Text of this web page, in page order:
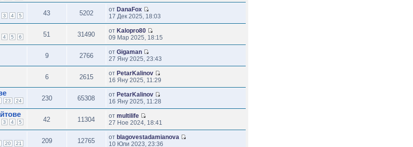
3 4 5 43 5202 отDanaFox
17 Дек 2025, 18:03
4 5 6 51 31490 отKalopro80
09 Мар 2025, 18:15
9 2766 отGigaman
27 Яну 2025, 23:43
6 2615 отPetarKalinov
16 Яну 2025, 11:29
23 24 230 65308 отPetarKalinov
16 Яну 2025, 11:28
3 4 5 42 11304 отmultilife
27 Ное 2024, 18:41
20 21 209 12765 отblagovestadamianova
10 Юли 2023, 23:36